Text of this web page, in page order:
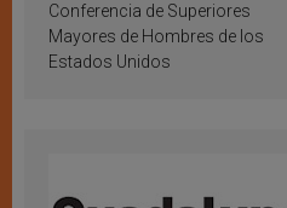
Conferencia de Superiores
Mayores de Hombres de los
Estados Unidos